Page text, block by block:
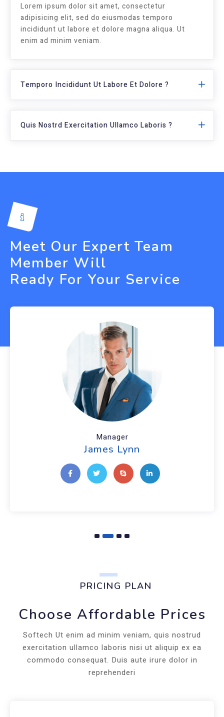
Lorem ipsum dolor sit amet, consectetur
adipisicing elit, sed do eiusmodas temporo
incididunt ut labore et dolore magna aliqua. Ut
enim ad minim veniam.
Temporo Incididunt Ut Labore Et Dolore ?
Quis Nostrd Exercitation Ullamco Laboris ?
Meet Our Expert Team
Member Will
Ready For Your Service
Manager
James Lynn
PRICING PLAN
Choose Affordable Prices
Softech Ut enim ad minim veniam, quis nostrud
exercitation ullamco laboris nisi ut aliquip ex ea
commodo consequat. Duis aute irure dolor in
reprehenderi